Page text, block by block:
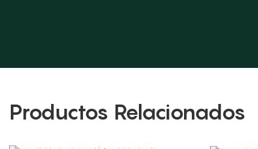
Productos Relacionados